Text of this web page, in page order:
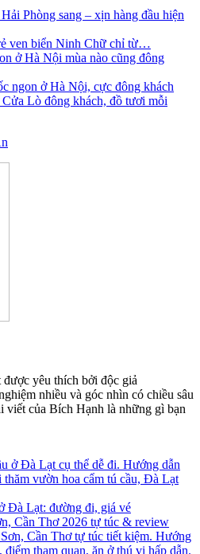
Phòng sang – xịn hàng đầu hiện
ven biển Ninh Chữ chỉ từ…
ở Hà Nội mùa nào cũng đông
ngon ở Hà Nội, cực đông khách
Cửa Lò đông khách, đồ tươi mỗi
yêu thích bởi độc giả
nhiều và góc nhìn có chiều sâu
viết của Bích Hạnh là những gì bạn
Đà Lạt: đường đi, giá vé
Cần Thơ 2026 tự túc & review